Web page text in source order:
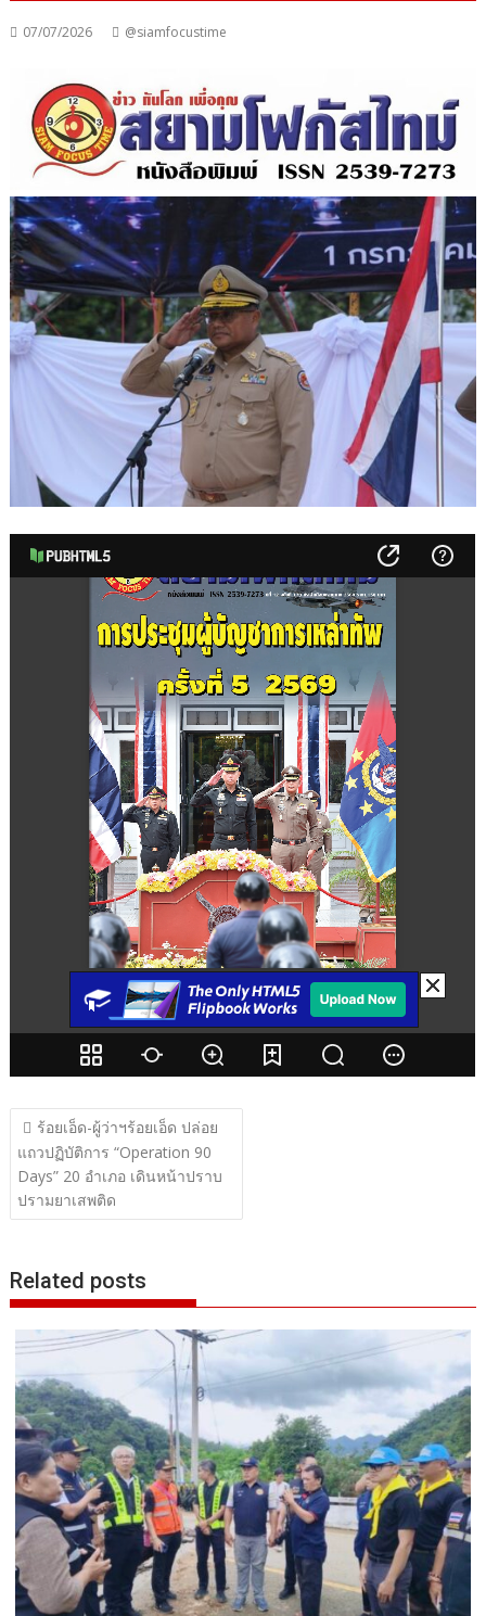
07/07/2026 @siamfocustime
แนะแนว
เรื่อง
ร้อยเอ็ด-ผู้ว่าฯร้อยเอ็ด ปล่อย
แถวปฏิบัติการ “Operation 90
Days” 20 อำเภอ เดินหน้าปราบ
ปรามยาเสพติด
Related posts